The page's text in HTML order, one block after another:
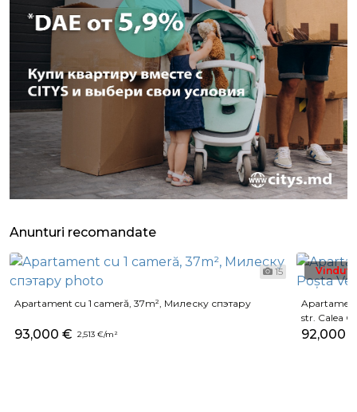
Anunturi recomandate
15
Apartament cu 1 cameră, 37m², Милеску спэтару
93,000 € 2,513 €/m²
Vindut
str. Calea
92,000